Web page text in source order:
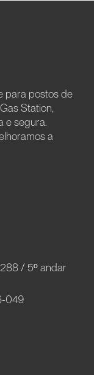
para postos de
Station,
e segura.
a
/ 5º andar
049